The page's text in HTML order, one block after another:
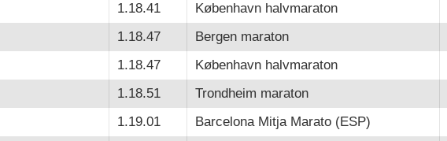
1.18.41 København halvmaraton
1.18.47 Bergen maraton
1.18.47 København halvmaraton
1.18.51 Trondheim maraton
1.19.01 Barcelona Mitja Marato (ESP)